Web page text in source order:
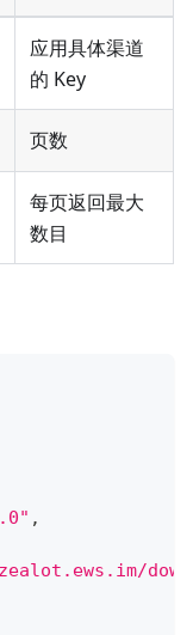
应用具体渠道
的 Key
页数
每页返回最大
数目
,